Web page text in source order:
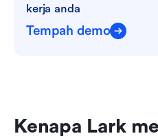
kerja anda
Tempah demo
Kenapa Lark